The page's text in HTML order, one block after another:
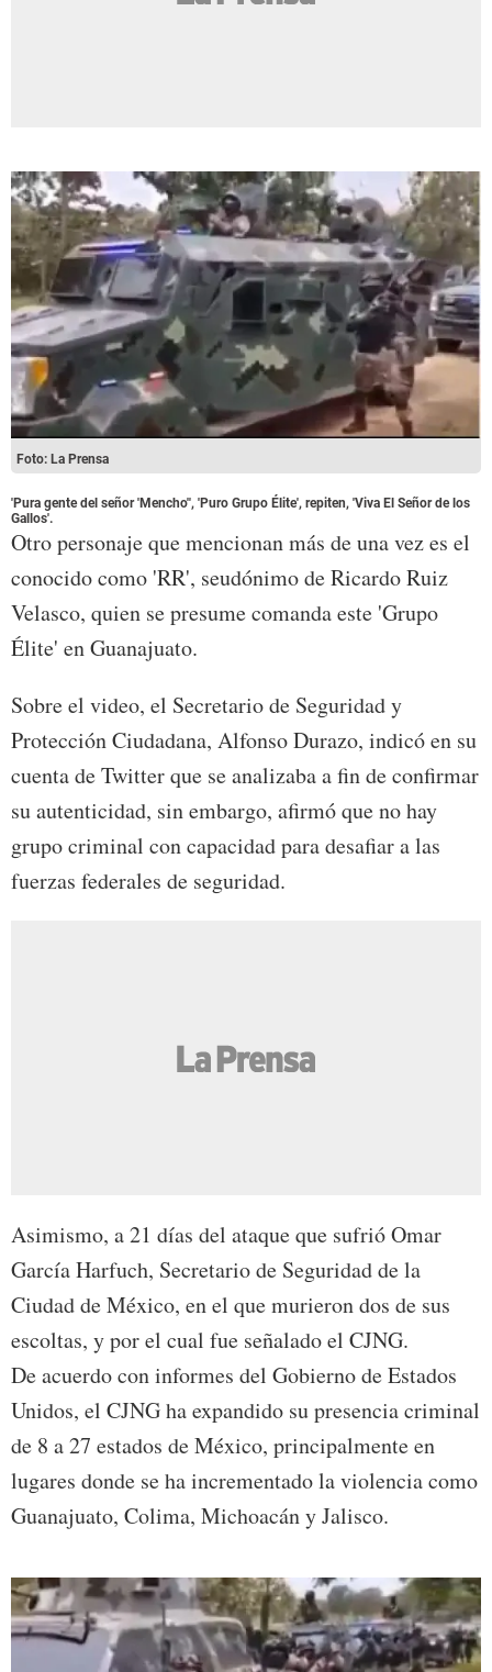
Foto: La Prensa
'Pura gente del señor 'Mencho'', 'Puro Grupo Élite', repiten, 'Viva El Señor de los
Gallos'.
Otro personaje que mencionan más de una vez es el
conocido como 'RR', seudónimo de Ricardo Ruiz
Velasco, quien se presume comanda este 'Grupo
Élite' en Guanajuato.
Sobre el video, el Secretario de Seguridad y
Protección Ciudadana, Alfonso Durazo, indicó en su
cuenta de Twitter que se analizaba a fin de confirmar
su autenticidad, sin embargo, afirmó que no hay
grupo criminal con capacidad para desafiar a las
fuerzas federales de seguridad.
Asimismo, a 21 días del ataque que sufrió Omar
García Harfuch, Secretario de Seguridad de la
Ciudad de México, en el que murieron dos de sus
escoltas, y por el cual fue señalado el CJNG.
De acuerdo con informes del Gobierno de Estados
Unidos, el CJNG ha expandido su presencia criminal
de 8 a 27 estados de México, principalmente en
lugares donde se ha incrementado la violencia como
Guanajuato, Colima, Michoacán y Jalisco.